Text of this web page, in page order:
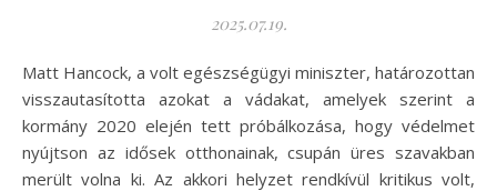
2025.07.19.
Matt Hancock, a volt egészségügyi miniszter, határozottan
visszautasította azokat a vádakat, amelyek szerint a
kormány 2020 elején tett próbálkozása, hogy védelmet
nyújtson az idősek otthonainak, csupán üres szavakban
merült volna ki. Az akkori helyzet rendkívül kritikus volt,